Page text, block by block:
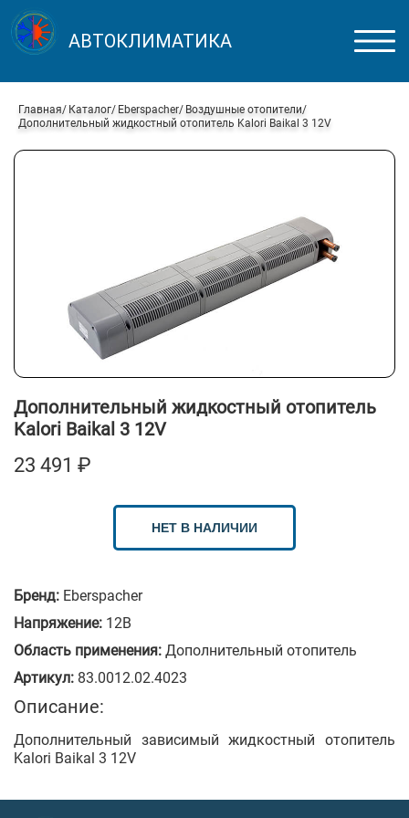
АВТОКЛИМАТИКА
Главная Каталог Eberspacher
Воздушные отопители
Дополнительный жидкостный отопитель Kalori Baikal 3 12V
Дополнительный жидкостный отопитель
Kalori Baikal 3 12V
23 491 ₽
НЕТ В НАЛИЧИИ
Бренд: Eberspacher
Напряжение: 12В
Область применения: Дополнительный отопитель
Артикул: 83.0012.02.4023
Описание:
Дополнительный зависимый жидкостный отопитель
Kalori Baikal 3 12V